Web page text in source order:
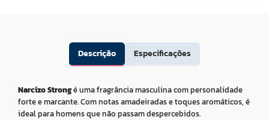
Descrição Especificações
Narcizo Strongé uma fragrância masculina com personalidade
forte e marcante. Com notas amadeiradas e toques aromáticos, é
ideal para homens que não passam despercebidos.